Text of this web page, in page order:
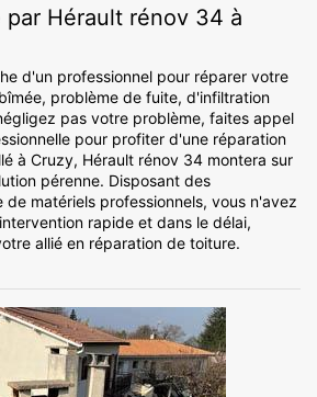
par Hérault rénov 34 à
d'un professionnel pour réparer votre
problème de fuite, d'infiltration
pas votre problème, faites appel
pour profiter d'une réparation
à Cruzy, Hérault rénov 34 montera sur
pérenne. Disposant des
de matériels professionnels, vous n'avez
rapide et dans le délai,
allié en réparation de toiture.